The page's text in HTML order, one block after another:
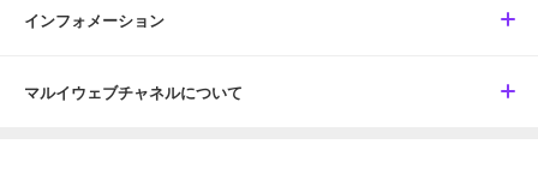
インフォメーション
マルイウェブチャネルについて